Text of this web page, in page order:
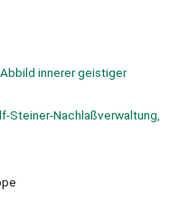
innerer geistiger
Steiner-Nachlaßverwaltung,